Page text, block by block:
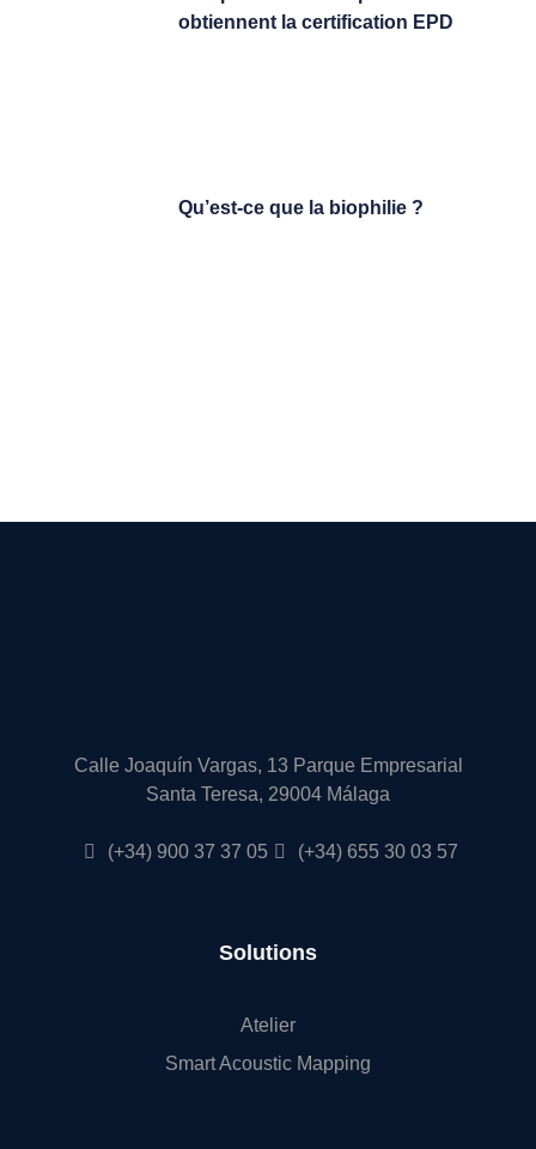
obtiennent la certification EPD
Qu’est-ce que la biophilie ?
Calle Joaquín Vargas, 13 Parque Empresarial
Santa Teresa, 29004 Málaga
(+34) 900 37 37 05 (+34) 655 30 03 57
Solutions
Atelier
Smart Acoustic Mapping